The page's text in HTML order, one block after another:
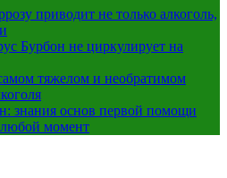
приводит не только алкоголь,
Бурбон не циркулирует на
тяжелом и необратимом
знания основ первой помощи
любой момент